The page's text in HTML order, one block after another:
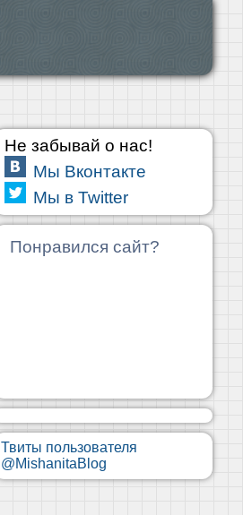
Не забывай о нас!
Мы Вконтакте
Мы в Twitter
Понравился сайт?
Твиты пользователя
@MishanitaBlog